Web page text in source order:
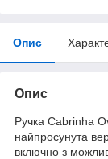
Опис
Опис
Ручка Cabrinha
найпросунута
включно з